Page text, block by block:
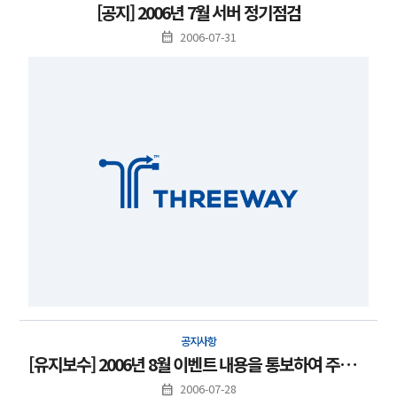
[공지] 2006년 7월 서버 정기점검
2006-07-31
공지사항
[유지보수] 2006년 8월 이벤트 내용을 통보하여 주시기 바랍니다.
2006-07-28